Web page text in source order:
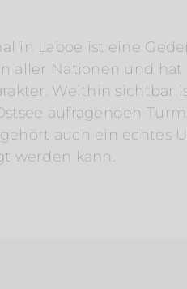
in Laboe ist eine
aller Nationen und
Weithin sichtbar
aufragenden
auch ein echtes
werden kann.